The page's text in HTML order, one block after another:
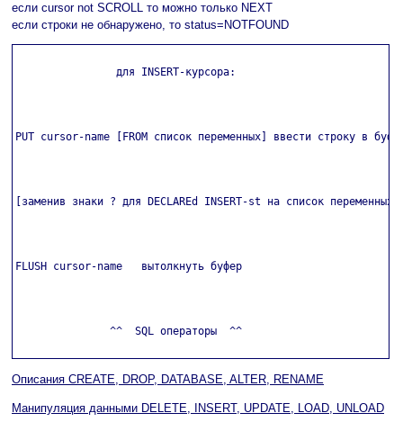
если cursor not SCROLL то можно только NEXT
если строки не обнаружено, то status=NOTFOUND
                для INSERT-курсора:
PUT cursor-name [FROM список переменных] ввести строку в
[заменив знаки ? для DECLAREd INSERT-st на список переменных]
FLUSH cursor-name   вытолкнуть буфер
               ^^  SQL операторы  ^^
Описания CREATE, DROP, DATABASE, ALTER, RENAME
Манипуляция данными DELETE, INSERT, UPDATE, LOAD, UNLOAD